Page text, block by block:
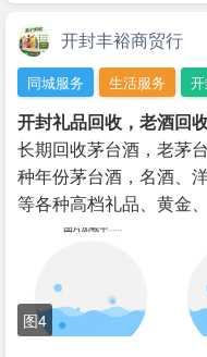
开封丰裕商贸行
同城服务 生活服务
长期回收茅台酒，老茅
种年份茅台酒，名酒、
等各种高档礼品、黄金
图4